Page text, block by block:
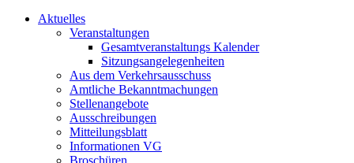
Aktuelles
Veranstaltungen
Gesamtveranstaltungs Kalender
Sitzungsangelegenheiten
Aus dem Verkehrsausschuss
Amtliche Bekanntmachungen
Stellenangebote
Ausschreibungen
Mitteilungsblatt
Informationen VG
Broschüren